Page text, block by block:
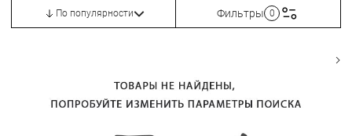
По популярности Фильтры 0